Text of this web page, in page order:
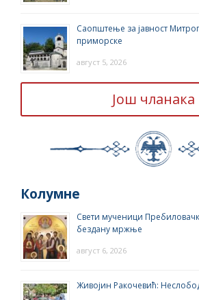
Саопштење за јавност
приморске
август 5, 2026
Још чланака
Колумне
Свети мученици
бездану мржње
август 6, 2026
Живојин Ракочевић: